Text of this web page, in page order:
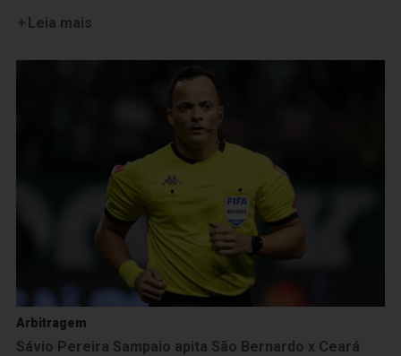
Leia mais
Arbitragem
Sávio Pereira Sampaio apita São Bernardo x Ceará